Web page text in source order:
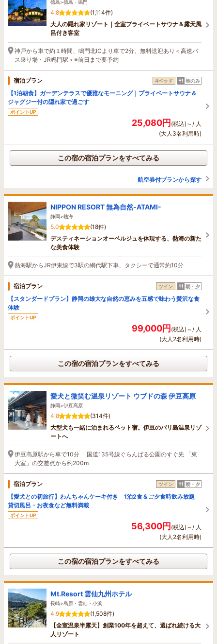
徳島>徳島・鳴門
4.8
(1,114件)
大人の隠れ家リゾート｜全室プライベートサウナ＆露天風
呂付き客室
神戸から車で約１時間、鳴門北ICより車で2分。無料送迎あり＜高速バ
ス乗り場・JR鳴門駅＞※前日まで要予約
宿泊プラン 4ベッド 朝のみ
【1泊朝食】ガーデンテラスで優雅なモーニング｜プライベートサウナ＆
ジャグジー付の隠れ家で過ごす
ポイントUP
25,080円(税込)～/ 人
(大人3名利用時)
この宿の宿泊プランをすべてみる
航空券付プランから探す
NIPPON RESORT 無為自然-ATAMI-
静岡>熱海
5.0
(18件)
デスティネーションオーベルジュを体現する、熱海の新た
な美食体験
熱海駅からJR伊東線で3駅の網代駅下車、タクシーで通常約10分
宿泊プラン ツイン 朝・夕
【スタンダードプラン】静岡の雄大な自然の恵みを五感で味わう贅沢な食
体験
ポイントUP
99,000円(税込)～/ 人
(大人2名利用時)
この宿の宿泊プランをすべてみる
愛犬と微笑む温泉リゾート ウブドの森 伊豆高原
静岡>伊豆高原
4.8
(314件)
大型犬も一緒に泊まれるペット宿。伊豆のバリ島温泉リゾ
ートへ
伊豆高原駅から車で10分 国道135号線ぐらんぱる公園のすぐ先 「東
大室」の交差点から約200m
宿泊プラン ツイン 朝・夕
【愛犬との初旅行】わんちゃんケーキ付き 1泊2食＆ご夕食時飲み放題
貸切風呂・お夜食など無料満載
ポイントUP
56,300円(税込)～/ 人
(大人2名利用時)
この宿の宿泊プランをすべてみる
Mt.Resort 雲仙九州ホテル
長崎>島原・雲仙・小浜
4.9
(1,508件)
【全室温泉半露天】創業100年を超えて、選ばれ続ける大
人リゾート